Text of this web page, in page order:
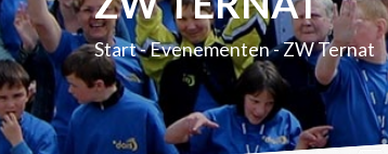
Start-Evenementen-ZW Ternat